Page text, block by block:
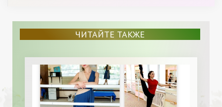
ЧИТАЙТЕ ТАКЖЕ